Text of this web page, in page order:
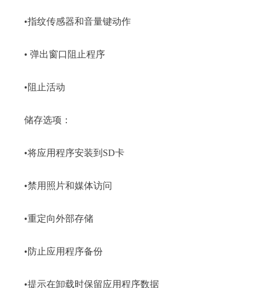
•指纹传感器和音量键动作
• 弹出窗口阻止程序
•阻止活动
储存选项：
•将应用程序安装到SD卡
•禁用照片和媒体访问
•重定向外部存储
•防止应用程序备份
•提示在卸载时保留应用程序数据